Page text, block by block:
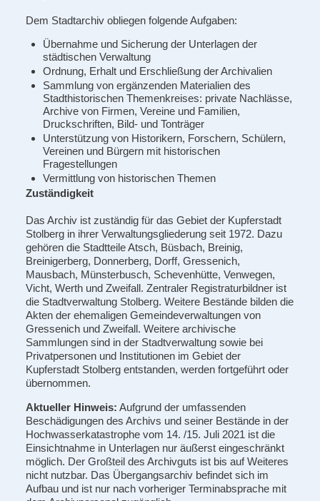
Dem Stadtarchiv obliegen folgende Aufgaben:
Übernahme und Sicherung der Unterlagen der
städtischen Verwaltung
Ordnung, Erhalt und Erschließung der Archivalien
Sammlung von ergänzenden Materialien des
Stadthistorischen Themenkreises: private Nachlässe,
Archive von Firmen, Vereine und Familien,
Druckschriften, Bild- und Tonträger
Unterstützung von Historikern, Forschern, Schülern,
Vereinen und Bürgern mit historischen
Fragestellungen
Vermittlung von historischen Themen
Zuständigkeit
Das Archiv ist zuständig für das Gebiet der Kupferstadt
Stolberg in ihrer Verwaltungsgliederung seit 1972. Dazu
gehören die Stadtteile Atsch, Büsbach, Breinig,
Breinigerberg, Donnerberg, Dorff, Gressenich,
Mausbach, Münsterbusch, Schevenhütte, Venwegen,
Vicht, Werth und Zweifall. Zentraler Registraturbildner ist
die Stadtverwaltung Stolberg. Weitere Bestände bilden die
Akten der ehemaligen Gemeindeverwaltungen von
Gressenich und Zweifall. Weitere archivische
Sammlungen sind in der Stadtverwaltung sowie bei
Privatpersonen und Institutionen im Gebiet der
Kupferstadt Stolberg entstanden, werden fortgeführt oder
übernommen.
Aktueller Hinweis: Aufgrund der umfassenden
Beschädigungen des Archivs und seiner Bestände in der
Hochwasserkatastrophe vom 14. /15. Juli 2021 ist die
Einsichtnahme in Unterlagen nur äußerst eingeschränkt
möglich. Der Großteil des Archivguts ist bis auf Weiteres
nicht nutzbar. Das Übergangsarchiv befindet sich im
Aufbau und ist nur nach vorheriger Terminabsprache mit